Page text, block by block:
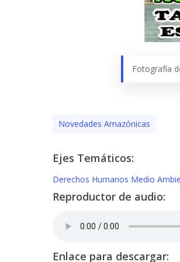
Fotografía
Novedades Amazónicas
Ejes Temáticos:
Derechos Humanos Medio
Reproductor de audio:
Enlace para descargar: